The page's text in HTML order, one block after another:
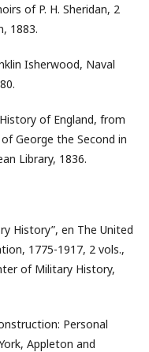
of P. H. Sheridan, 2
1883.
Isherwood, Naval
of England, from
George the Second in
Library, 1836.
History”, en The United
1775-1917, 2 vols.,
of Military History,
Personal
Appleton and